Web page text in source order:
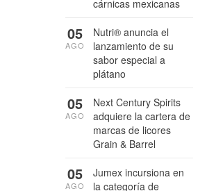
cárnicas mexicanas
Nutri® anuncia el
lanzamiento de su
sabor especial a
plátano
05
AGO
Next Century Spirits
adquiere la cartera de
marcas de licores
Grain & Barrel
05
AGO
Jumex incursiona en
la categoría de
05
AGO